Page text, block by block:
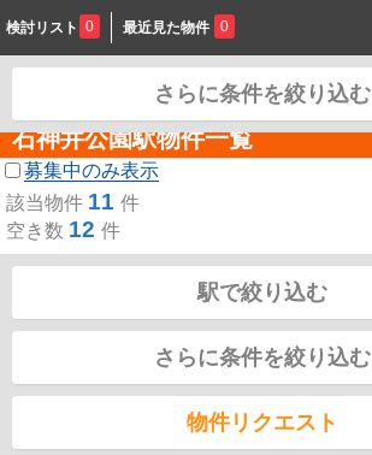
検討リスト 0 最近見た物件 0
石神井公園駅物件一覧
募集中のみ表示
該当物件 11 件
空き数 12 件
駅で絞り込む
さらに条件を絞り込む
物件リクエスト
さらに条件を絞り込む